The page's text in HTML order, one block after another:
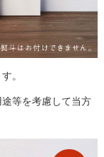
。
等を考慮して当方